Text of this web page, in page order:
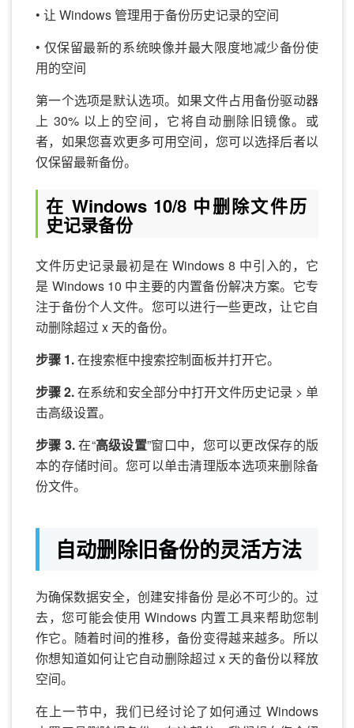
• 让 Windows 管理用于备份历史记录的空间
• 仅保留最新的系统映像并最大限度地减少备份使
用的空间
第一个选项是默认选项。如果文件占用备份驱动器
上 30% 以上的空间，它将自动删除旧镜像。或
者，如果您喜欢更多可用空间，您可以选择后者以
仅保留最新备份。
在 Windows 10/8 中删除文件历
史记录备份
文件历史记录最初是在 Windows 8 中引入的，它
是 Windows 10 中主要的内置备份解决方案。它专
注于备份个人文件。您可以进行一些更改，让它自
动删除超过 x 天的备份。
步骤 1.在搜索框中搜索控制面板并打开它。
步骤 2.在系统和安全部分中打开文件历史记录 > 单
击高级设置。
步骤 3.在“高级设置”窗口中，您可以更改保存的版
本的存储时间。您可以单击清理版本选项来删除备
份文件。
自动删除旧备份的灵活方法
为确保数据安全，创建安排备份 是必不可少的。过
去，您可能会使用 Windows 内置工具来帮助您制
作它。随着时间的推移，备份变得越来越多。所以
你想知道如何让它自动删除超过 x 天的备份以释放
空间。
在上一节中，我们已经讨论了如何通过 Windows